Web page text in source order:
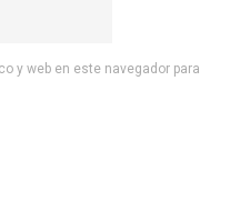
y web en este navegador para